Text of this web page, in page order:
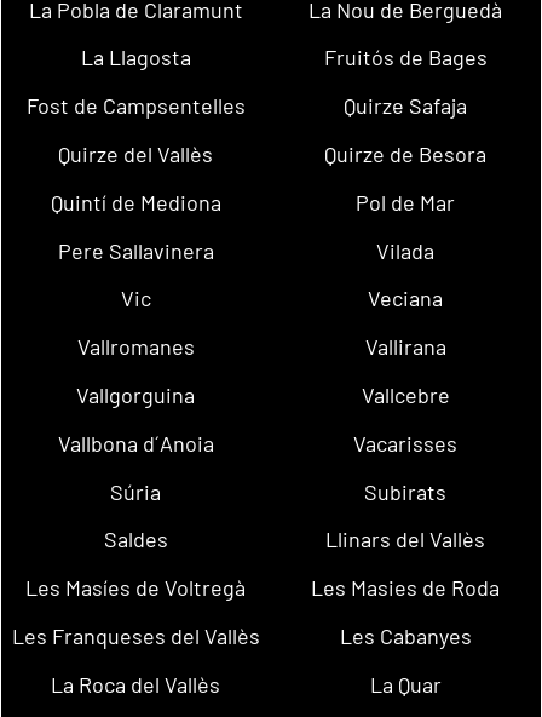
La Pobla de Claramunt
La Nou de Berguedà
La Llagosta
Fruitós de Bages
Fost de Campsentelles
Quirze Safaja
Quirze del Vallès
Quirze de Besora
Quintí de Mediona
Pol de Mar
Pere Sallavinera
Vilada
Vic
Veciana
Vallromanes
Vallirana
Vallgorguina
Vallcebre
Vallbona d´Anoia
Vacarisses
Súria
Subirats
Saldes
Llinars del Vallès
Les Masíes de Voltregà
Les Masies de Roda
Les Franqueses del Vallès
Les Cabanyes
La Roca del Vallès
La Quar